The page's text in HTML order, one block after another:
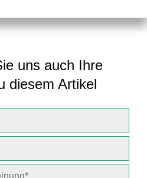
uns auch Ihre
diesem Artikel